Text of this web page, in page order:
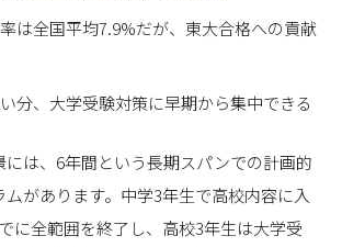
は全国平均7.9%だが、東大合格への貢献
分、大学受験対策に早期から集中できる
には、6年間という長期スパンでの計画的
があります。中学3年生で高校内容に入
に全範囲を終了し、高校3年生は大学受